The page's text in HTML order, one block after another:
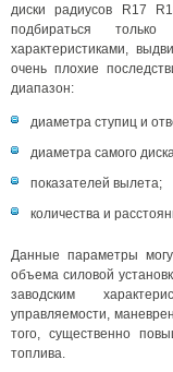
диски радиусов R17
подбираться
характеристиками,
очень плохие
диапазон:
диаметра ступиц и
диаметра самого
показателей вылета;
количества и
Данные параметры
объема силовой
заводским
управляемости,
того, существенно
топлива.